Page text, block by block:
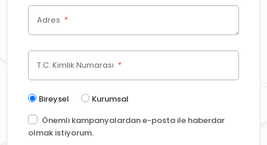
Adres *
T.C. Kimlik Numarası *
Bireysel
Kurumsal
Önemli kampanyalardan e-posta ile haberdar
olmak istiyorum.